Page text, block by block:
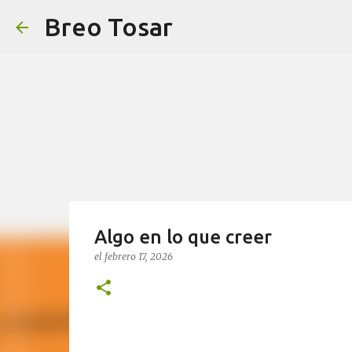
Breo Tosar
Algo en lo que creer
el febrero 17, 2026